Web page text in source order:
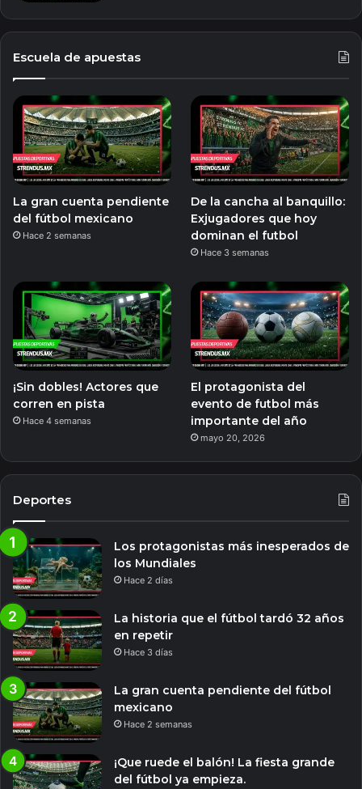
Escuela de apuestas
La gran cuenta pendiente
del fútbol mexicano
Hace 2 semanas
De la cancha al banquillo:
Exjugadores que hoy
dominan el futbol
Hace 3 semanas
¡Sin dobles! Actores que
corren en pista
Hace 4 semanas
El protagonista del
evento de futbol más
importante del año
mayo 20, 2026
Deportes
Los protagonistas más inesperados de
los Mundiales
Hace 2 días
La historia que el fútbol tardó 32 años
en repetir
Hace 3 días
La gran cuenta pendiente del fútbol
mexicano
Hace 2 semanas
¡Que ruede el balón! La fiesta grande
del fútbol ya empieza.